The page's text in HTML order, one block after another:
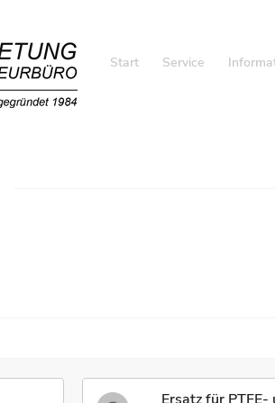
Start Service
Ersatz für PTFE-